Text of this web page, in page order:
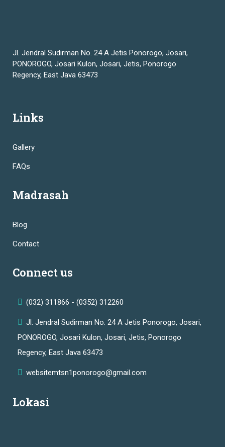
Jl. Jendral Sudirman No. 24 A Jetis Ponorogo, Josari,
PONOROGO, Josari Kulon, Josari, Jetis, Ponorogo
Regency, East Java 63473
Links
Gallery
FAQs
Madrasah
Blog
Contact
Connect us
(032) 311866 - (0352) 312260
Jl. Jendral Sudirman No. 24 A Jetis Ponorogo, Josari,
PONOROGO, Josari Kulon, Josari, Jetis, Ponorogo
Regency, East Java 63473
websitemtsn1ponorogo@gmail.com
Lokasi